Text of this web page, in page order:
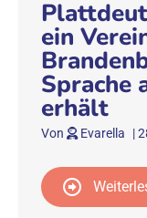
ein
Sprache
erhält
Von Evarella |